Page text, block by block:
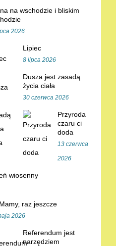
na wschodzie i bliskim
2026
Lipiec
8 lipca 2026
Dusza jest zasadą
życia ciała
30 czerwca 2026
Przyroda
czaru ci
doda
13 czerwca
2026
wiosenny
raz jeszcze
2026
Referendum jest
narzędziem